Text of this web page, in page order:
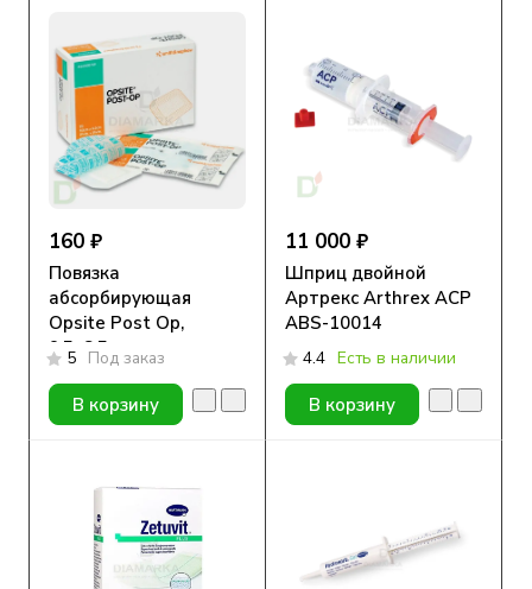
160 ₽
Повязка
абсорбирующая
Opsite Post Op,
9,5х8,5 см, пленочная
5 Под заказ
В корзину
11 000 ₽
Шприц двойной
Артрекс Arthrex ACP
ABS-10014
4.4 Есть в наличии
В корзину